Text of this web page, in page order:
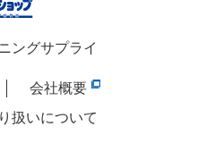
ングサプライ
会社概要
扱いについて